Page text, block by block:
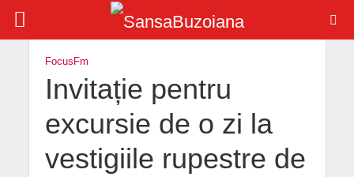
FocusFm
Invitație pentru
excursie de o zi la
vestigiile rupestre de